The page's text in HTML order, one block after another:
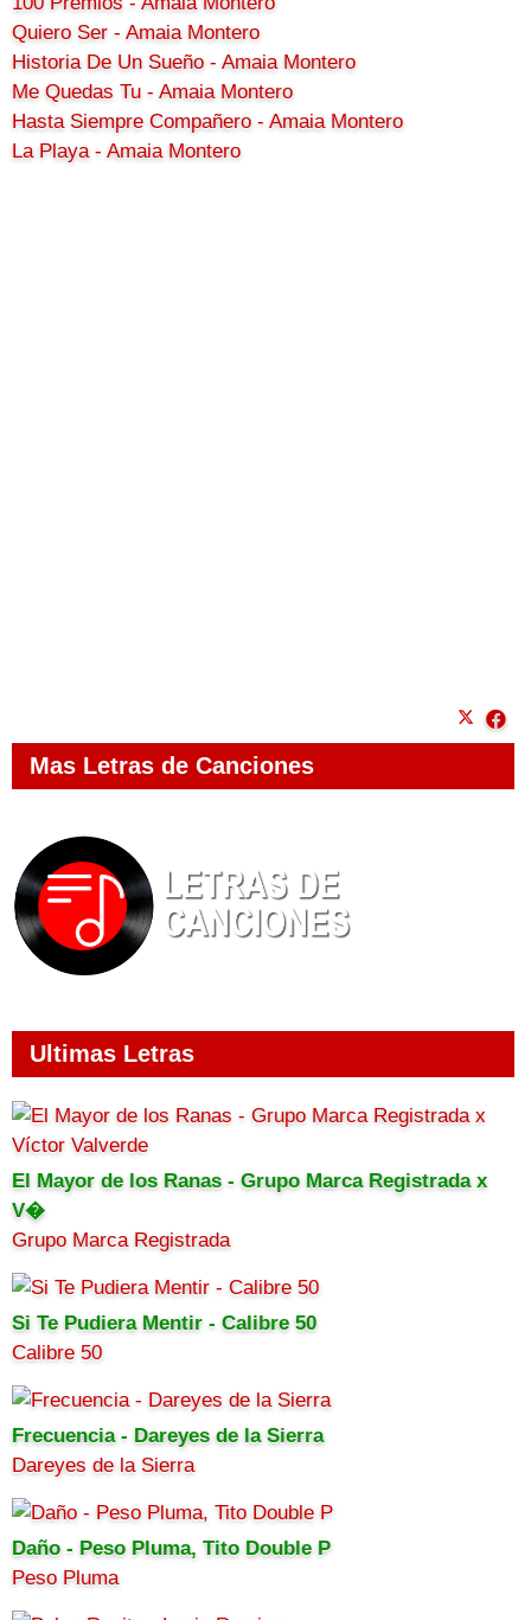
Quiero Ser - Amaia Montero
Historia De Un Sueño - Amaia Montero
Me Quedas Tu - Amaia Montero
Hasta Siempre Compañero - Amaia Montero
La Playa - Amaia Montero
Mas Letras de Canciones
Ultimas Letras
El Mayor de los Ranas - Grupo Marca Registrada x
V�
Grupo Marca Registrada
Si Te Pudiera Mentir - Calibre 50
Calibre 50
Frecuencia - Dareyes de la Sierra
Dareyes de la Sierra
Daño - Peso Pluma, Tito Double P
Peso Pluma